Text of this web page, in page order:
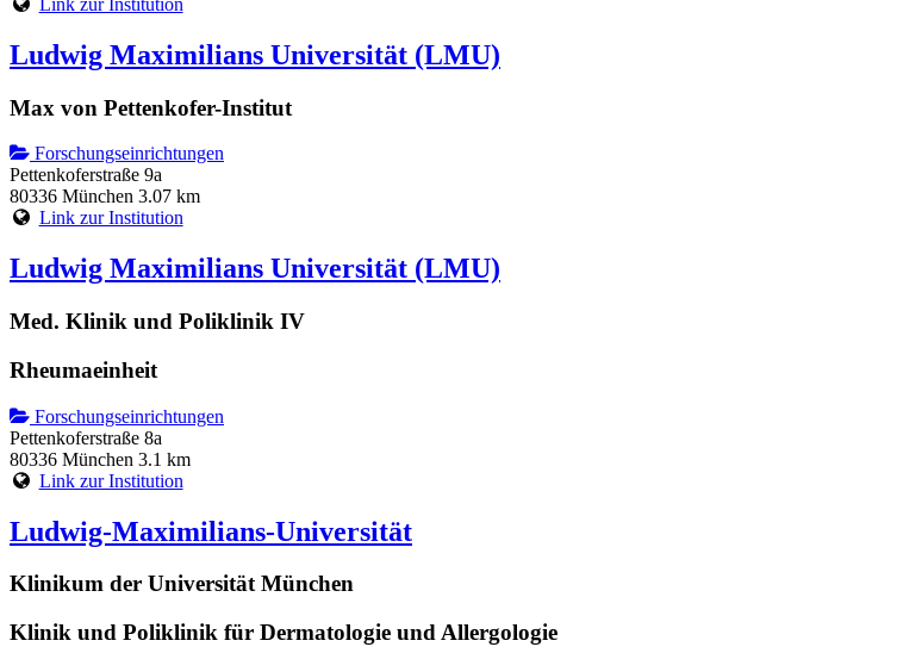
Ludwig Maximilians Universität (LMU)
Max von Pettenkofer-Institut
Forschungseinrichtungen
Pettenkoferstraße 9a
80336 München 3.07 km
Link zur Institution
Ludwig Maximilians Universität (LMU)
Med. Klinik und Poliklinik IV
Rheumaeinheit
Forschungseinrichtungen
Pettenkoferstraße 8a
80336 München 3.1 km
Link zur Institution
Ludwig-Maximilians-Universität
Klinikum der Universität München
Klinik und Poliklinik für Dermatologie und Allergologie